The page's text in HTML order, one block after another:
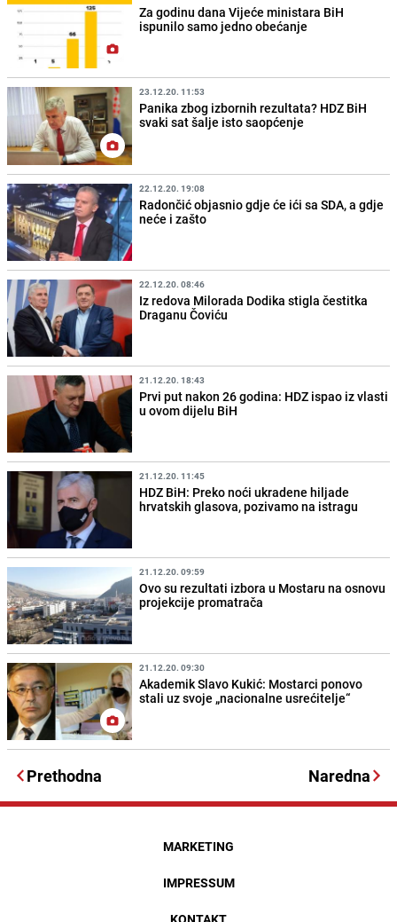
Za godinu dana Vijeće ministara BiH
ispunilo samo jedno obećanje
23.12.20. 11:53
Panika zbog izbornih rezultata? HDZ BiH
svaki sat šalje isto saopćenje
22.12.20. 19:08
Radončić objasnio gdje će ići sa SDA, a gdje
neće i zašto
22.12.20. 08:46
Iz redova Milorada Dodika stigla čestitka
Draganu Čoviću
21.12.20. 18:43
Prvi put nakon 26 godina: HDZ ispao iz vlasti
u ovom dijelu BiH
21.12.20. 11:45
HDZ BiH: Preko noći ukradene hiljade
hrvatskih glasova, pozivamo na istragu
21.12.20. 09:59
Ovo su rezultati izbora u Mostaru na osnovu
projekcije promatrača
21.12.20. 09:30
Akademik Slavo Kukić: Mostarci ponovo
stali uz svoje „nacionalne usrećitelje“
Prethodna Naredna
MARKETING
IMPRESSUM